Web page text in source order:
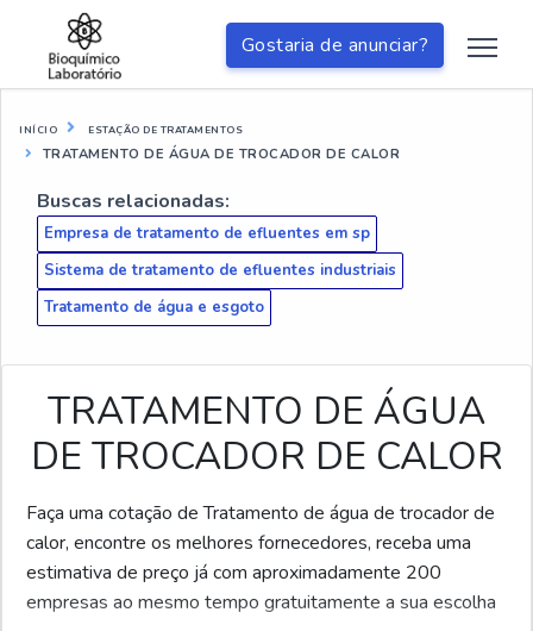
Gostaria de anunciar?
INÍCIO ESTAÇÃO DE TRATAMENTOS
TRATAMENTO DE ÁGUA DE TROCADOR DE CALOR
Buscas relacionadas:
Empresa de tratamento de efluentes em sp
Sistema de tratamento de efluentes industriais
Tratamento de água e esgoto
TRATAMENTO DE ÁGUA
DE TROCADOR DE CALOR
Faça uma cotação de Tratamento de água de trocador de
calor, encontre os melhores fornecedores, receba uma
estimativa de preço já com aproximadamente 200
empresas ao mesmo tempo gratuitamente a sua escolha